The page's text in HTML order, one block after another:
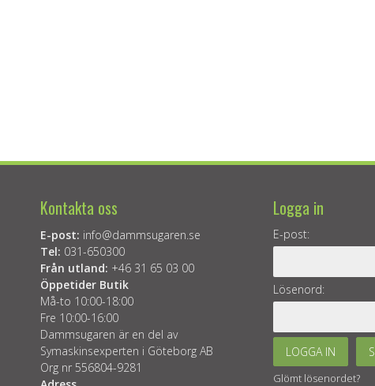
Kontakta oss
E-post: info@dammsugaren.se
Tel: 031-650300
Från utland: +46 31 65 03 00
Öppetider Butik
Må-to 10:00-18:00
Fre 10:00-16:00
Dammsugaren är en del av
Symaskinsexperten i Göteborg AB
Org nr 556804-9281
Logga in
E-post:
Lösenord:
LOGGA IN
Glömt lösenordet?